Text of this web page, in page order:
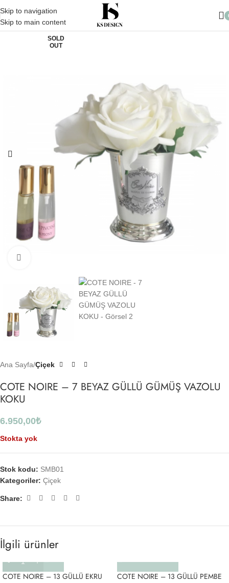
Skip to navigation
Skip to main content
10.000 TL üzeri Alışverişlerinizde Kargo Ücretsiz
SOLD
OUT
Ana Sayfa Çiçek
COTE NOIRE – 7 BEYAZ GÜLLÜ GÜMÜŞ VAZOLU
KOKU
6.950,00₺
Stokta yok
Stok kodu: SMB01
Kategoriler: Çiçek
Share:
İlgili ürünler
COTE NOIRE – 13 GÜLLÜ EKRU
COTE NOIRE – 13 GÜLLÜ PEMBE